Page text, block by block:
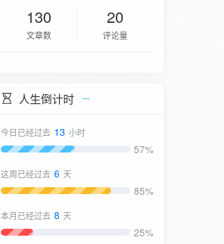
130
文章数
20
评论量
人生倒计时
今日已经过去 13 小时
57%
这周已经过去 6 天
85%
本月已经过去 8 天
25%